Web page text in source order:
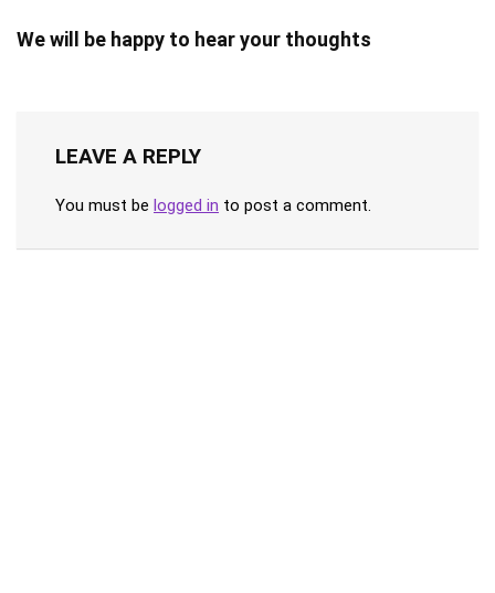
We will be happy to hear your thoughts
LEAVE A REPLY
You must be logged in to post a comment.